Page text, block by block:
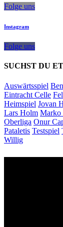
Folge uns
Instagram
Folge uns
SUCHST DU
Auswärtsspiel
Eintracht Celle
Heimspiel Jovan
Lars Holm Marko
Oberliga Onur
Pataletis Testspiel
Willig